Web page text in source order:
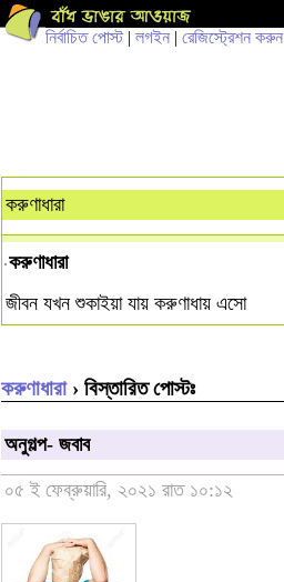
নির্বাচিত পোস্ট| লগইন | রেজিস্ট্রেশন করুন
করুণাধারা
করুণাধারা
জীবন যখন শুকাইয়া যায় করুণাধায় এসো
করুণাধারা› বিস্তারিত পোস্টঃ
অনুগল্প- জবাব
০৫ ই ফেব্রুয়ারি, ২০২১ রাত ১০:১২